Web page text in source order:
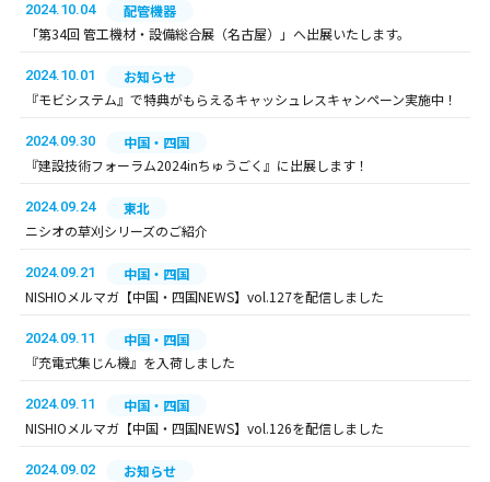
2024.10.04
配管機器
「第34回 管工機材・設備総合展（名古屋）」へ出展いたします。
2024.10.01
お知らせ
『モビシステム』で特典がもらえるキャッシュレスキャンペーン実施中！
2024.09.30
中国・四国
『建設技術フォーラム2024inちゅうごく』に出展します！
2024.09.24
東北
ニシオの草刈シリーズのご紹介
2024.09.21
中国・四国
NISHIOメルマガ【中国・四国NEWS】vol.127を配信しました
2024.09.11
中国・四国
『充電式集じん機』を入荷しました
2024.09.11
中国・四国
NISHIOメルマガ【中国・四国NEWS】vol.126を配信しました
2024.09.02
お知らせ